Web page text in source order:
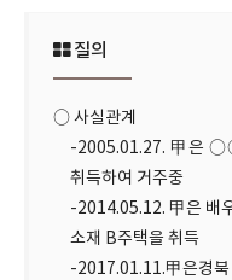
질의
○ 사실관계
-2005.01.27. 甲은
취득하여 거주중
-2014.05.12. 甲은
소재 B주택을 취득
-2017.01.11.甲은경북